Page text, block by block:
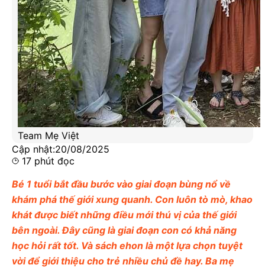
Team Mẹ Việt
Cập nhật:20/08/2025
17 phút đọc
Bé 1 tuổi bắt đầu bước vào giai đoạn bùng nổ về
khám phá thế giới xung quanh. Con luôn tò mò, khao
khát được biết những điều mới thú vị của thế giới
bên ngoài. Đây cũng là giai đoạn con có khả năng
học hỏi rất tốt. Và sách ehon là một lựa chọn tuyệt
vời để giới thiệu cho trẻ nhiều chủ đề hay. Ba mẹ